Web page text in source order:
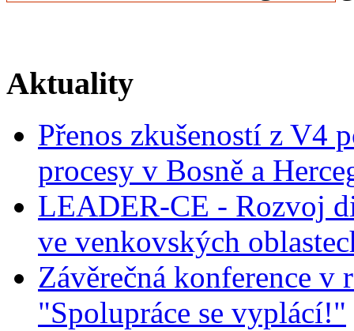
Aktuality
Přenos zkušeností z V4
procesy v Bosně a
LEADER-CE - Rozvoj
ve venkovských
Závěrečná konference v
"Spolupráce se vyplácí!"